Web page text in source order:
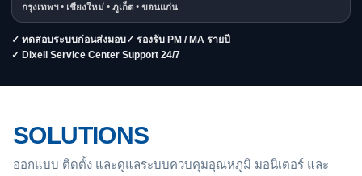
กรุงเทพฯ • เชียงใหม่ • ภูเก็ต • ขอนแก่น
✓ ทดสอบระบบก่อนส่งมอบ✓ รองรับ PM / MA รายปี
✓ Dixell Service Center Support 24/7
SOLUTIONS
ออกแบบ ติดตั้ง และดูแลระบบควบคุมอุณหภูมิ มอนิเตอร์ และ